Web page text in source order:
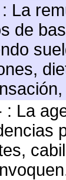
La
de
: La